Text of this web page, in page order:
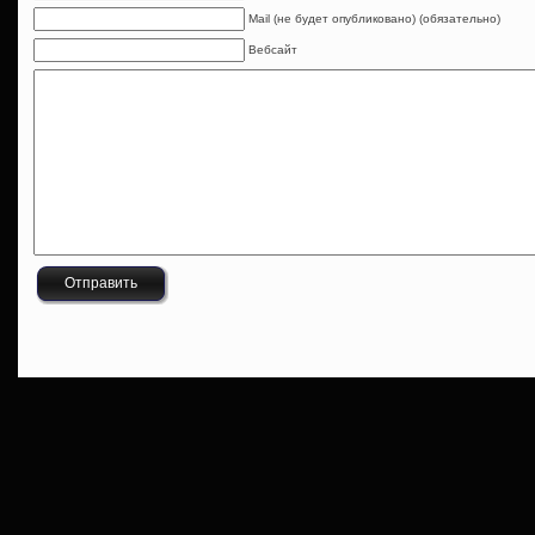
Mail (не будет опубликовано) (обязательно)
Вебсайт